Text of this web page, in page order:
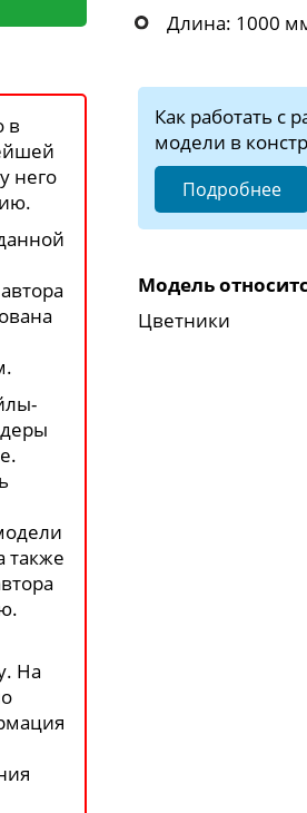
в
него
также
На
Длина: 1000
Как работать с
модели в
Подробнее
Модель
Цветники